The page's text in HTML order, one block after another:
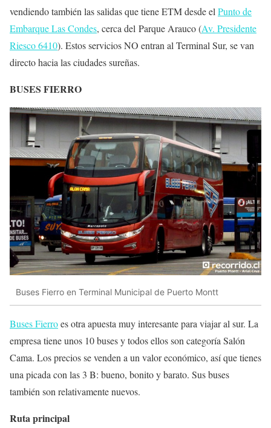
vendiendo también las salidas que tiene ETM desde el Punto de
Embarque Las Condes, cerca del Parque Arauco (Av. Presidente
Riesco 6410). Estos servicios NO entran al Terminal Sur, se van
directo hacia las ciudades sureñas.
BUSES FIERRO
Buses Fierro en Terminal Municipal de Puerto Montt
Buses Fierroes otra apuesta muy interesante para viajar al sur. La
empresa tiene unos 10 buses y todos ellos son categoría Salón
Cama. Los precios se venden a un valor económico, así que tienes
una picada con las 3 B: bueno, bonito y barato. Sus buses
también son relativamente nuevos.
Ruta principal